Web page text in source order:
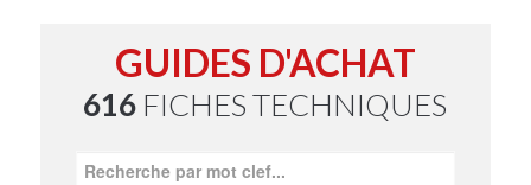
GUIDES D'ACHAT
616 FICHES TECHNIQUES